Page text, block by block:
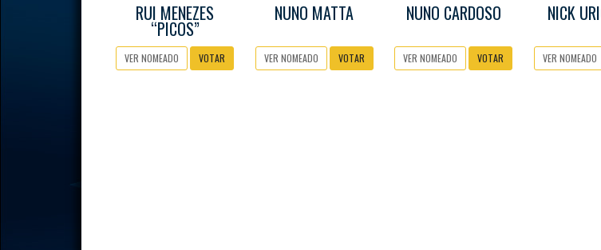
RUI MENEZES
“PICOS”
VER NOMEADO VOTAR
NUNO MATTA
VER NOMEADO VOTAR
NUNO CARDOSO
VER NOMEADO VOTAR
NICK
VER NOMEADO